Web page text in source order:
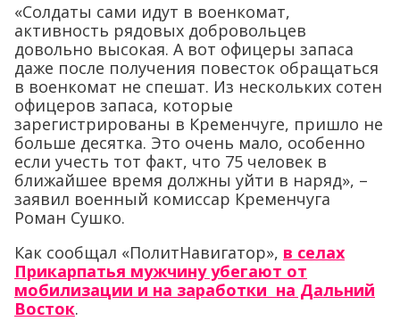
«Солдаты сами идут в военкомат,
активность рядовых добровольцев
довольно высокая. А вот офицеры запаса
даже после получения повесток обращаться
в военкомат не спешат. Из нескольких сотен
офицеров запаса, которые
зарегистрированы в Кременчуге, пришло не
больше десятка. Это очень мало, особенно
если учесть тот факт, что 75 человек в
ближайшее время должны уйти в наряд», –
заявил военный комиссар Кременчуга
Роман Сушко.
Как сообщал «ПолитНавигатор», в селах
Прикарпатья мужчину убегают от
мобилизации и на заработки на Дальний
Восток.